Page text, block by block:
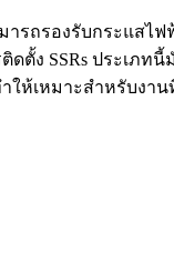
ารถรองรับกระแสไ
ตั้ง SSRs ประเภท
ให้เหมาะสำหรับง